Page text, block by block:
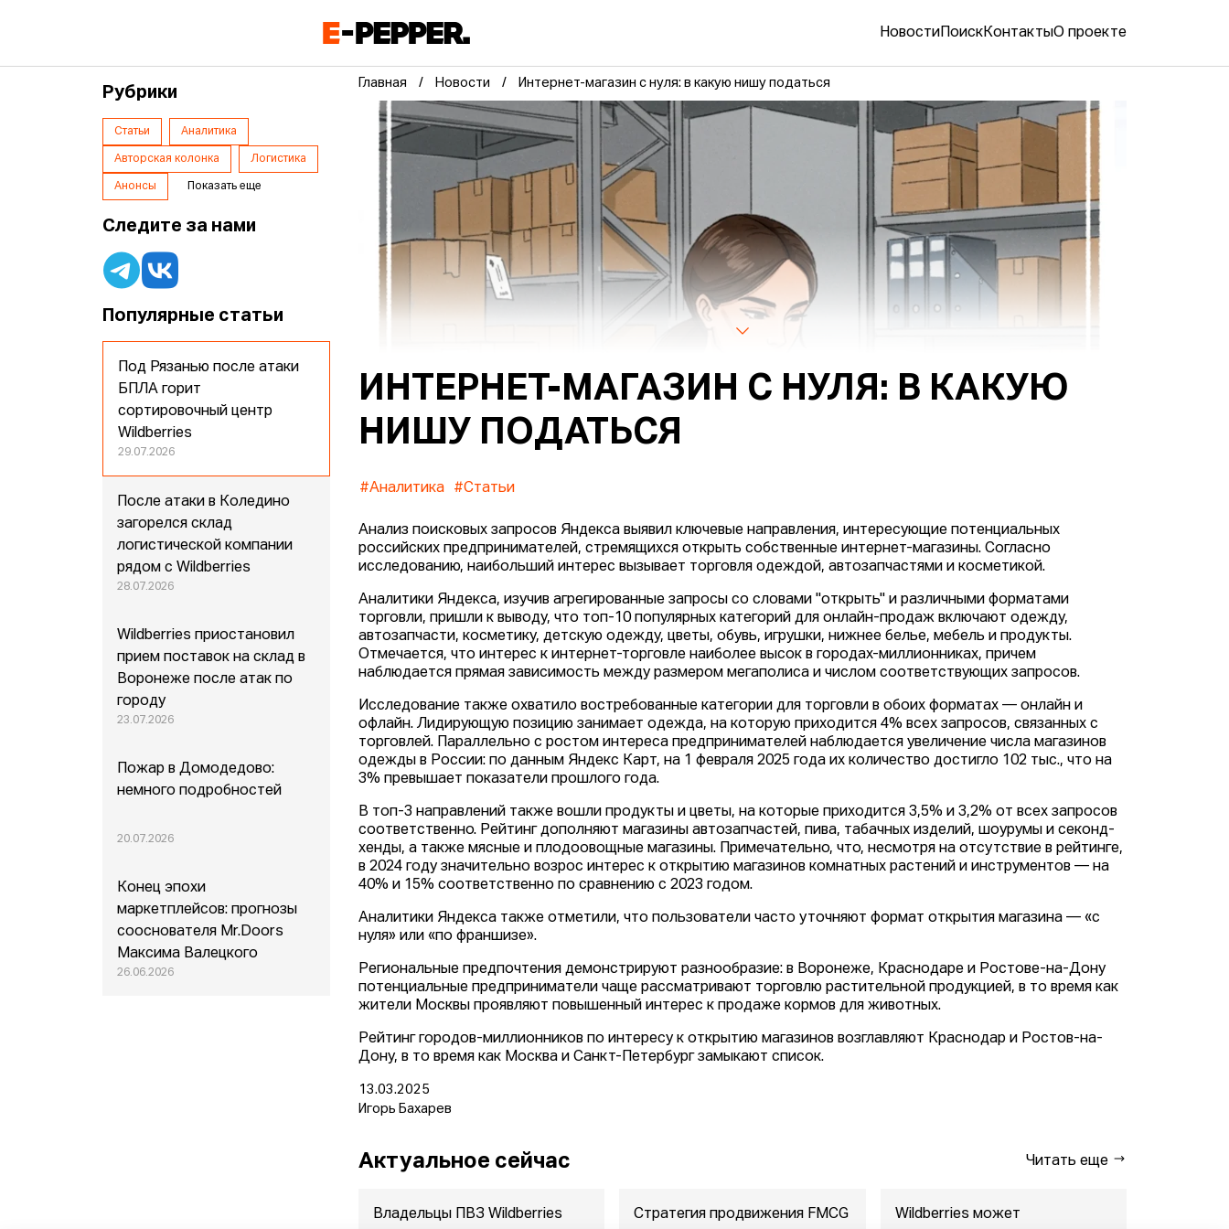
Новости ПоискКонтактыО проекте
Главная Новости Интернет-магазин с нуля: в какую нишу податься
ИНТЕРНЕТ-МАГАЗИН С НУЛЯ: В КАКУЮ
НИШУ ПОДАТЬСЯ
#Аналитика #Статьи
Анализ поисковых запросов Яндекса выявил ключевые направления, интересующие потенциальных
российских предпринимателей, стремящихся открыть собственные интернет-магазины. Согласно
исследованию, наибольший интерес вызывает торговля одеждой, автозапчастями и косметикой.
Аналитики Яндекса, изучив агрегированные запросы со словами "открыть" и различными форматами
торговли, пришли к выводу, что топ-10 популярных категорий для онлайн-продаж включают одежду,
автозапчасти, косметику, детскую одежду, цветы, обувь, игрушки, нижнее белье, мебель и продукты.
Отмечается, что интерес к интернет-торговле наиболее высок в городах-миллионниках, причем
наблюдается прямая зависимость между размером мегаполиса и числом соответствующих запросов.
Исследование также охватило востребованные категории для торговли в обоих форматах — онлайн и
офлайн. Лидирующую позицию занимает одежда, на которую приходится 4% всех запросов, связанных с
торговлей. Параллельно с ростом интереса предпринимателей наблюдается увеличение числа магазинов
одежды в России: по данным Яндекс Карт, на 1 февраля 2025 года их количество достигло 102 тыс., что на
3% превышает показатели прошлого года.
В топ-3 направлений также вошли продукты и цветы, на которые приходится 3,5% и 3,2% от всех запросов
соответственно. Рейтинг дополняют магазины автозапчастей, пива, табачных изделий, шоурумы и секонд-
хенды, а также мясные и плодоовощные магазины. Примечательно, что, несмотря на отсутствие в рейтинге,
в 2024 году значительно возрос интерес к открытию магазинов комнатных растений и инструментов — на
40% и 15% соответственно по сравнению с 2023 годом.
Аналитики Яндекса также отметили, что пользователи часто уточняют формат открытия магазина — «с
нуля» или «по франшизе».
Региональные предпочтения демонстрируют разнообразие: в Воронеже, Краснодаре и Ростове-на-Дону
потенциальные предприниматели чаще рассматривают торговлю растительной продукцией, в то время как
жители Москвы проявляют повышенный интерес к продаже кормов для животных.
Рейтинг городов-миллионников по интересу к открытию магазинов возглавляют Краснодар и Ростов-на-
Дону, в то время как Москва и Санкт-Петербург замыкают список.
13.03.2025
Игорь Бахарев
Актуальное сейчас Читать еще
Владельцы ПВЗ Wildberries Стратегия продвижения FMCG Wildberries может
Рубрики
Статьи Аналитика
Авторская колонка Логистика
Анонсы Показать еще
Следите за нами
Популярные статьи
Под Рязанью после атаки
БПЛА горит
сортировочный центр
Wildberries
29.07.2026
После атаки в Коледино
загорелся склад
логистической компании
рядом с Wildberries
28.07.2026
Wildberries приостановил
прием поставок на склад в
Воронеже после атак по
городу
23.07.2026
Пожар в Домодедово:
немного подробностей
20.07.2026
Конец эпохи
маркетплейсов: прогнозы
сооснователя Mr.Doors
Максима Валецкого
26.06.2026